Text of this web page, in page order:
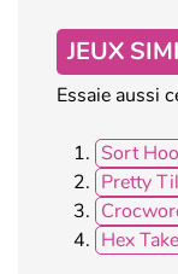
JEUX
Essaie aussi
Sort
Pretty
Hex